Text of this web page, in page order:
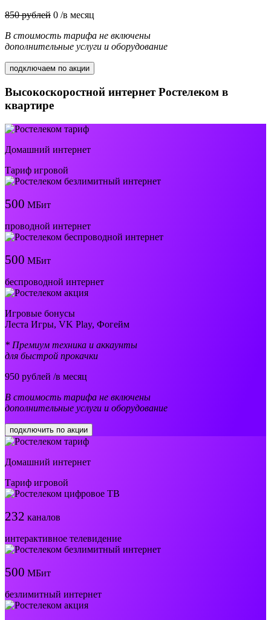
850 рублей 0 /в месяц
В стоимость тарифа не включены
дополнительные услуги и оборудование
подключаем по акции
Высокоскоростной интернет Ростелеком в
квартире
Домашний интернет
Тариф игровой
500 МБит
проводной интернет
500 МБит
беспроводной интернет
Игровые бонусы
Леста Игры, VK Play, Фогейм
* Премиум техника и аккаунты
для быстрой прокачки
950 рублей /в месяц
В стоимость тарифа не включены
дополнительные услуги и оборудование
подключить по акции
Домашний интернет
Тариф игровой
232 каналов
интерактивное телевидение
500 МБит
безлимитный интернет